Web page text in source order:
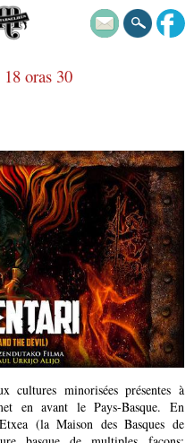
oras 30
cultures minorisées présentes à
en avant le Pays-Basque. En
(la Maison des Basques de